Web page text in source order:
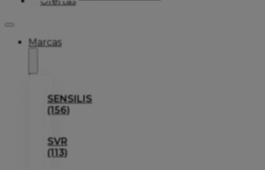
Marcas
SENSILIS
(156)
SVR
(113)